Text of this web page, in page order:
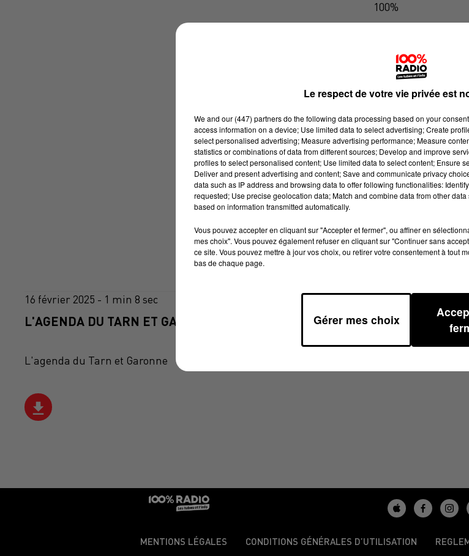
100%
16 février 2025 - 1 min 8 sec
L'AGENDA DU TARN ET GARONNE DU 16/02/2025 À 07H42
L'agenda du Tarn et Garonne
MENTIONS LÉGALES CONDITIONS GÉNÉRALES D’UTILISATION
Le respect de votre vie privée est
We and our (447) partnersdo the following data processing based on your
access information on a device; Use limited data to select advertising; Create
select personalised advertising; Measure advertising performance; Measure
statistics or combinations of data from different sources; Develop and improve
profiles to select personalised content; Use limited data to select content; Ensure
Deliver and present advertising and content; Save and communicate privacy
data such as IP address and browsing data to offer following functionalities:
requested; Use precise geolocation data; Match and combine data from other
based on information transmitted automatically.
Vous pouvez accepter en cliquant sur "Accepter et fermer", ou affiner en
mes choix". Vous pouvez également refuser en cliquant sur "Continuer sans
ce site. Vous pouvez mettre à jour vos choix, ou retirer votre consentement à tout
bas de chaque page.
Gérer mes choix